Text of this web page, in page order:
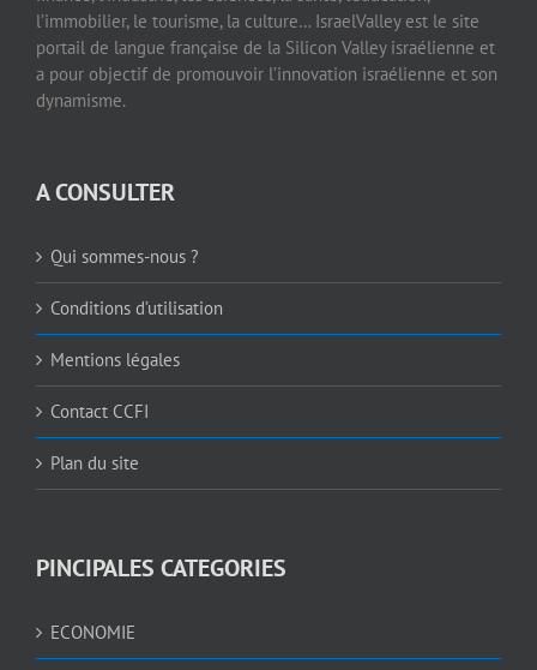
l’immobilier, le tourisme, la culture… IsraelValley est le site
portail de langue française de la Silicon Valley israélienne et
a pour objectif de promouvoir l’innovation israélienne et son
dynamisme.
A CONSULTER
Qui sommes-nous ?
Conditions d’utilisation
Mentions légales
Contact CCFI
Plan du site
PINCIPALES CATEGORIES
ECONOMIE